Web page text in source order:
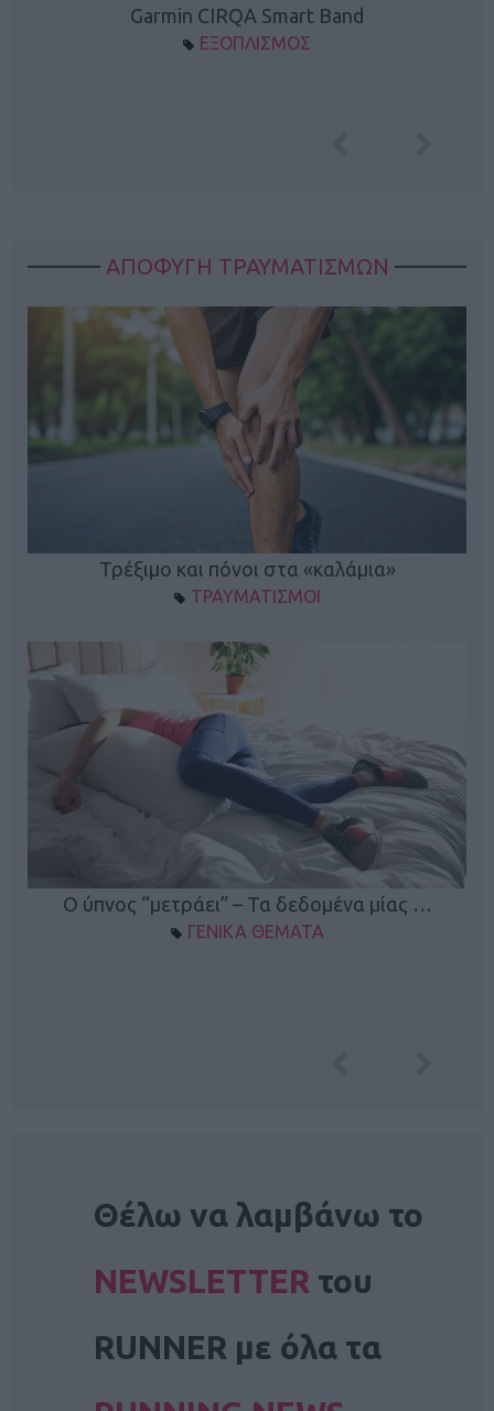
Garmin CIRQA Smart Band
ΕΞΟΠΛΙΣΜΟΣ
ΑΠΟΦΥΓΗ ΤΡΑΥΜΑΤΙΣΜΩΝ
Τρέξιμο και πόνοι στα «καλάμια»
ΤΡΑΥΜΑΤΙΣΜΟΙ
Ο ύπνος “μετράει” – Τα δεδομένα μίας …
ΓΕΝΙΚΑ ΘΕΜΑΤΑ
Θέλω να λαμβάνω το
NEWSLETTER του
RUNNER με όλα τα